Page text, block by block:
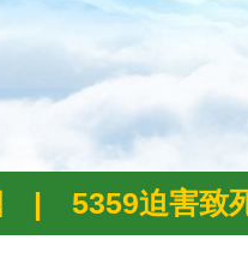
| 5359迫害致